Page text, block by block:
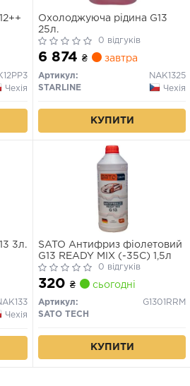
Чехія
Охолоджуюча рідина G13
25л.
0 відгуків
6 874 ₴ завтра
Артикул:
NAK1325
STARLINE
Чехія
КУПИТИ
3л.
Чехія
SATO Антифриз фіолетовий
G13 READY MIX (-35С) 1,5л
0 відгуків
320 ₴ сьогодні
Артикул:
G1301RRM
SATO TECH
КУПИТИ